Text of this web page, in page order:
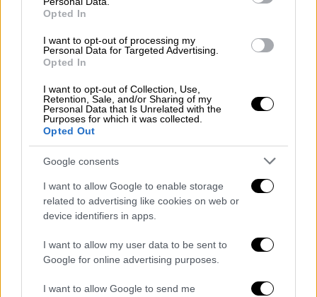
Opted In
I want to opt-out of processing my
Personal Data for Targeted Advertising.
Opted In
I want to opt-out of Collection, Use,
Retention, Sale, and/or Sharing of my
Personal Data that Is Unrelated with the
Purposes for which it was collected.
Opted Out
Google consents
I want to allow Google to enable storage
related to advertising like cookies on web or
device identifiers in apps.
I want to allow my user data to be sent to
Google for online advertising purposes.
I want to allow Google to send me
ζημιές σε cube και γυμναστήριο -
Στον «αέρα» το ματς του Ολυμπιακού
απέναντι στο Λαύριο
Ο 64χρονος μεταφέρθηκε στο νοσοκομείο
Άγιος Λουκάς και σήμερα ζήτησε να πάρει
εξιτήριο, παρά τις συστάσεις των γιατρών
να παραμείνει.